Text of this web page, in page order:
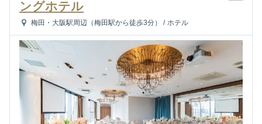
ングホテル
梅田・大阪駅周辺（梅田駅から徒歩3分） / ホテル